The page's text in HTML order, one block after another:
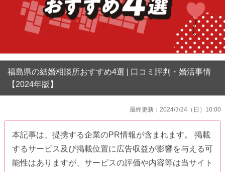
福島県の結婚相談所おすすめ4選 | 口コミ評判・婚活事情
【2024年版】
最終更新：2024/3/24（日）10:00
本記事は、提携する企業のPR情報が含まれます。 掲載
するサービス及び掲載位置に広告収益が影響を与える可
能性はありますが、サービスの評価や内容等は当サイト